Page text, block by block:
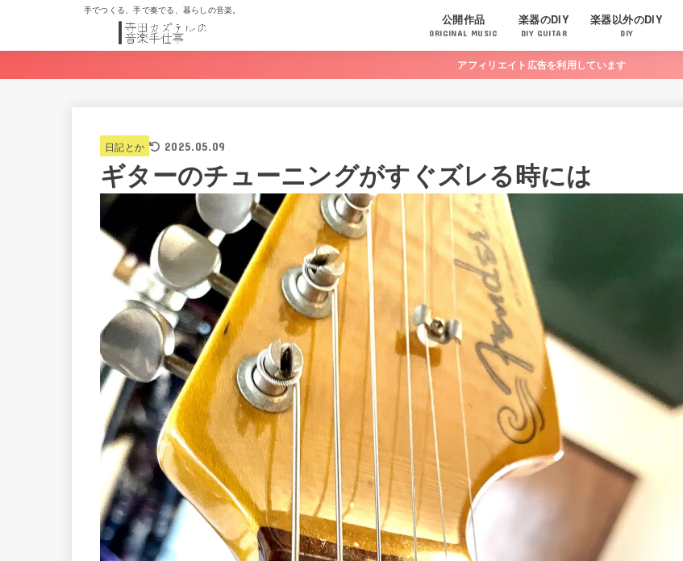
手でつくる、手で奏でる、暮らしの音楽。
公開作品
ORIGINAL MUSIC
楽器のDIY
DIY GUITAR
楽器以外のDIY
DIY
アフィリエイト広告を利用しています
日記とか 2025.05.09
ギターのチューニングがすぐズレる時には